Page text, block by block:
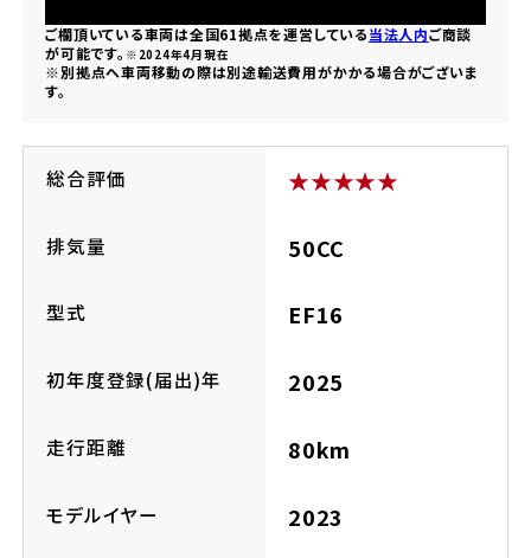
ご欄頂いている車両は全国61拠点を運営している当法人内ご商談
が可能です。 ※2024年4月現在
※別拠点へ車両移動の際は別途輸送費用がかかる場合がございま
す。
総合評価 ★★★★★
排気量 50CC
型式 EF16
初年度登録(届出)年 2025
走行距離 80km
モデルイヤー 2023
ホンダドリーム 横浜旭
ホンダドリーム 川崎宮前
千葉県
兵庫県
ホンダドリーム 尼崎
ホンダドリーム 姫路
ホンダドリーム 西宮甲子園
奈良県
ホンダドリーム 奈良
高知県
ホンダドリーム 高知